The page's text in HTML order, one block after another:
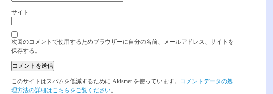
サイト
次回のコメントで使用するためブラウザーに自分の名前、メールアドレス、サイトを
保存する。
このサイトはスパムを低減するために Akismet を使っています。 コメントデータの処
理方法の詳細はこちらをご覧ください。